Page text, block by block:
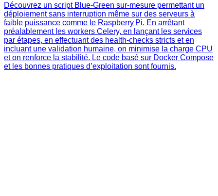
Découvrez un script Blue‑Green sur‑mesure permettant un
déploiement sans interruption même sur des serveurs à
faible puissance comme le Raspberry Pi. En arrêtant
préalablement les workers Celery, en lançant les services
par étapes, en effectuant des health‑checks stricts et en
incluant une validation humaine, on minimise la charge CPU
et on renforce la stabilité. Le code basé sur Docker Compose
et les bonnes pratiques d’exploitation sont fournis.